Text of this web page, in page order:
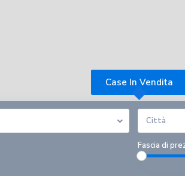
Case In Vendita
Città
Fascia di